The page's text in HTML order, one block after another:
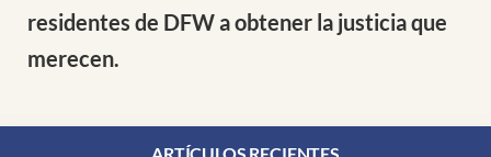
residentes de DFW a obtener la justicia que
merecen.